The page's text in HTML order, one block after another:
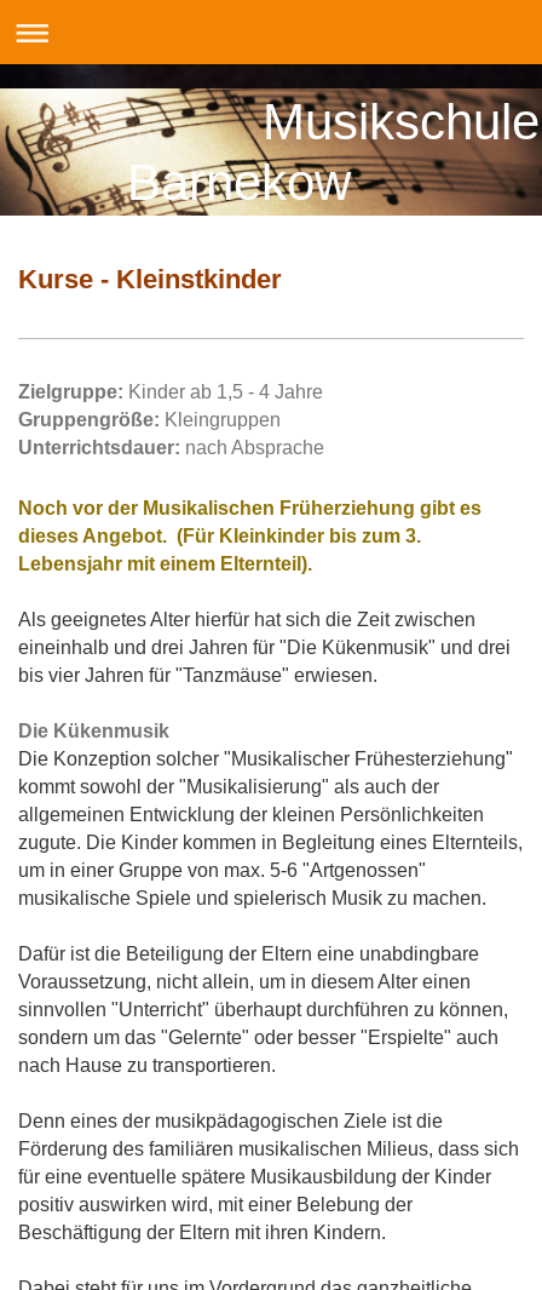
Musikschule
Barnekow
Kurse - Kleinstkinder
Zielgruppe: Kinder ab 1,5 - 4 Jahre
Gruppengröße: Kleingruppen
Unterrichtsdauer: nach Absprache
Noch vor der Musikalischen Früherziehung gibt es
dieses Angebot. (Für Kleinkinder bis zum 3.
Lebensjahr mit einem Elternteil).
Als geeignetes Alter hierfür hat sich die Zeit zwischen
eineinhalb und drei Jahren für "Die Kükenmusik" und drei
bis vier Jahren für "Tanzmäuse" erwiesen.
Die Kükenmusik
Die Konzeption solcher "Musikalischer Frühesterziehung"
kommt sowohl der "Musikalisierung" als auch der
allgemeinen Entwicklung der kleinen Persönlichkeiten
zugute. Die Kinder kommen in Begleitung eines Elternteils,
um in einer Gruppe von max. 5-6 "Artgenossen"
musikalische Spiele und spielerisch Musik zu machen.
Dafür ist die Beteiligung der Eltern eine unabdingbare
Voraussetzung, nicht allein, um in diesem Alter einen
sinnvollen "Unterricht" überhaupt durchführen zu können,
sondern um das "Gelernte" oder besser "Erspielte" auch
nach Hause zu transportieren.
Denn eines der musikpädagogischen Ziele ist die
Förderung des familiären musikalischen Milieus, dass sich
für eine eventuelle spätere Musikausbildung der Kinder
positiv auswirken wird, mit einer Belebung der
Beschäftigung der Eltern mit ihren Kindern.